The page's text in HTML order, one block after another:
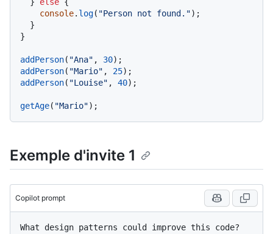
console. log( "Person not found.");
}
addPerson( "Ana" , 30
addPerson( "Mario" , 25
addPerson( "Louise" , 40);
getAge( "Mario"
Exemple d'invite 1
Copilot prompt
What design patterns could improve this code?